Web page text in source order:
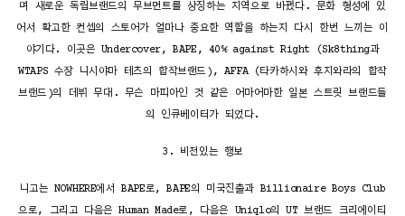
며 새로운 독립브랜드의 무브먼트를 상징하는 지역으로 바꿨다. 문화 형성에 있
어서 확고한 컨셉의 스토어가 얼마나 중요한 역할을 하는지 다시 한번 느끼는 이
야기다. 이곳은 Undercover, BAPE, 40% against Right (Sk8thing과
WTAPS 수장 니시야마 테츠의 합작브랜드), AFFA (타카하시와 후지와라의 합작
브랜드)의 데뷔 무대. 무슨 마피아인 것 같은 어마어마한 일본 스트릿 브랜드들
의 인큐베이터가 되었다.
3. 비전있는 행보
니고는 NOWHERE에서 BAPE로, BAPE의 미국진출과 Billionaire Boys Club
으로, 그리고 다음은 Human Made로, 다음은 Uniqlo의 UT 브랜드 크리에이티